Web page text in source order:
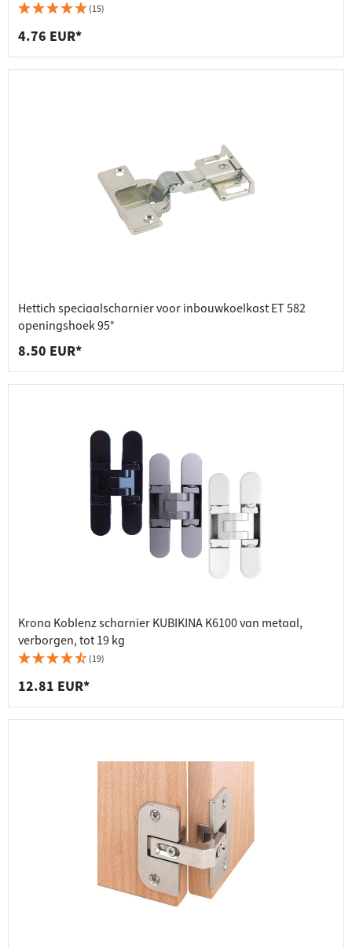
(15)
4.76 EUR*
Hettich speciaalscharnier voor inbouwkoelkast ET 582
openingshoek 95°
8.50 EUR*
Krona Koblenz scharnier KUBIKINA K6100 van metaal,
verborgen, tot 19 kg
(19)
12.81 EUR*